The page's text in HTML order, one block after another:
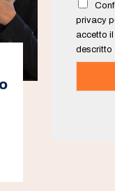
*
privacy
accetto
descritto